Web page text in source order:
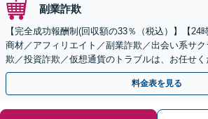
副業詐欺
【完全成功報酬制(回収額の33％（税込）】【24
商材／アフィリエイト／副業詐欺／出会い系サ
欺／投資詐欺／仮想通貨のトラブルは、お任せ
のみで解決も可能！
料金表を見る